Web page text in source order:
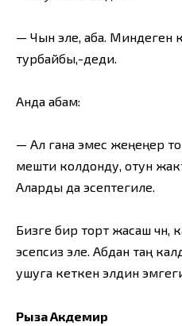
— Чын эле, аба. Миндеген
турбайбы,-деди.
Анда абам:
— Ал гана эмес жеңеңер
мешти колдонду, отун
Аларды да эсептегиле.
Бизге бир торт жасаш
эсепсиз эле. Абдан таң
ушуга кеткен элдин
Рыза Акдемир